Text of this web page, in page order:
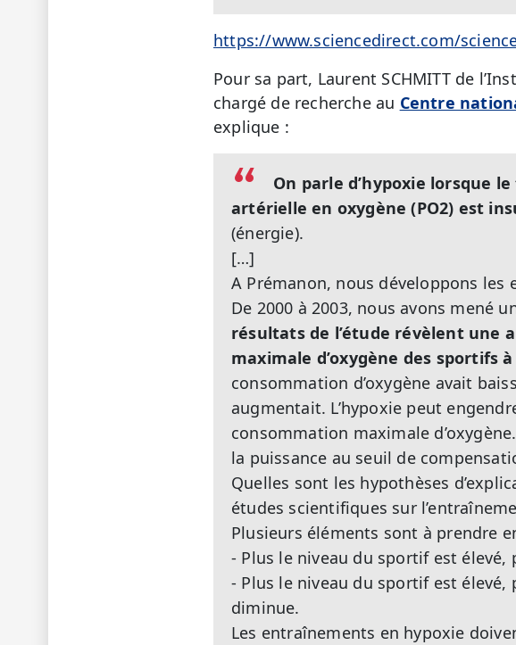
https://www.sciencedirect.com/
Pour sa part, Laurent SCHMITT de
chargé de recherche au Centre
explique :
On parle d’hypoxie lorsque
artérielle en oxygène (PO2) est
(énergie).
[…]
A Prémanon, nous développons
De 2000 à 2003, nous avons mené
résultats de l’étude révèlent une
maximale d’oxygène des sportifs
consommation d’oxygène avait
augmentait. L’hypoxie peut
consommation maximale
la puissance au seuil de
Quelles sont les hypothèses
études scientifiques sur
Plusieurs éléments sont à prendre
- Plus le niveau du sportif est élevé,
- Plus le niveau du sportif est
diminue.
Les entraînements en hypoxie